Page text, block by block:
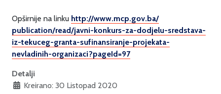
Opširnije na linku http://www.mcp.gov.ba/
publication/read/javni-konkurs-za-dodjelu-sredstava-
iz-tekuceg-granta-sufinansiranje-projekata-
nevladinih-organizaci?pageId=97
Detalji
Kreirano: 30 Listopad 2020